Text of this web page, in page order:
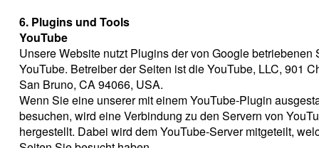
6. Plugins und Tools
YouTube
Unsere Website nutzt Plugins der von Google betriebenen
YouTube. Betreiber der Seiten ist die YouTube, LLC, 901
San Bruno, CA 94066, USA.
Wenn Sie eine unserer mit einem YouTube-Plugin
besuchen, wird eine Verbindung zu den Servern von
hergestellt. Dabei wird dem YouTube-Server mitgeteilt,